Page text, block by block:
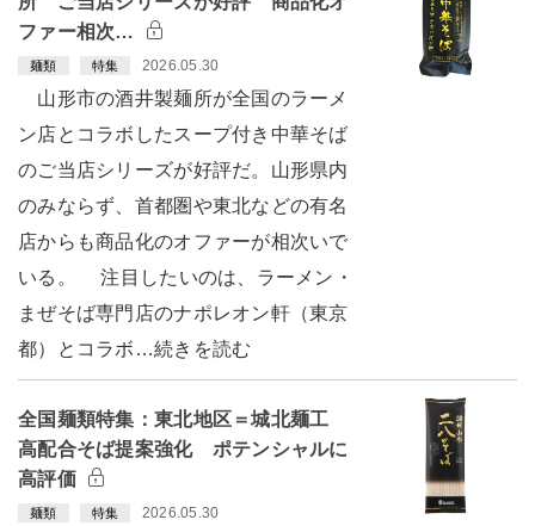
ファー相次…
麺類 特集 2026.05.30
山形市の酒井製麺所が全国のラーメ
ン店とコラボしたスープ付き中華そば
のご当店シリーズが好評だ。山形県内
のみならず、首都圏や東北などの有名
店からも商品化のオファーが相次いで
いる。 注目したいのは、ラーメン・
まぜそば専門店のナポレオン軒（東京
都）とコラボ…続きを読む
全国麺類特集：東北地区＝城北麺工
高配合そば提案強化 ポテンシャルに
高評価
麺類 特集 2026.05.30